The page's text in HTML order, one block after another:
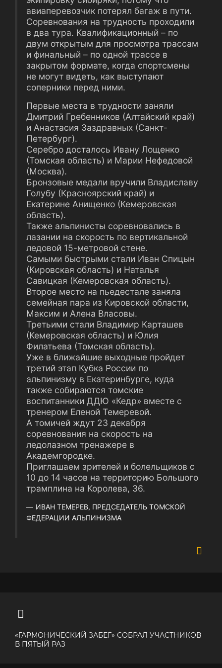
авиаперевозчик потерял багаж в пути.
Соревнования на трудность проходили
в два тура. Квалификационный – по
двум открытым для просмотра трассам
и финальный – по одной трассе в
закрытом формате, когда спортсмены
не могут видеть, как выступают
соперники перед ними.
Первые места в трудности заняли
Дмитрий Гребенников (Алтайский край)
и Анастасия Заздравных (Санкт-
Петербург).
Серебро досталось Ивану Лощенко
(Томская область) и Марии Нефедовой
(Москва).
Бронзовые медали вручили Владиславу
Голубу (Красноярский край) и
Екатерине Анищенко (Кемеровская
область).
Также альпинисты соревновались в
лазании на скорость по вертикальной
ледовой 15-метровой стене.
Самыми быстрыми стали Иван Спицын
(Кировская область) и Наталья
Савицкая (Кемеровская область).
Второе место на пьедестале заняла
семейная пара из Кировской области,
Максим и Алена Власовы.
Третьими стали Владимир Карташев
(Кемеровская область) и Юлия
Филатьева (Томская область).
Уже в ближайшие выходные пройдет
третий этап Кубка России по
альпинизму в Екатеринбурге, куда
также собираются томские
воспитанники ДДЮ «Кедр» вместе с
тренером Еленой Темеревой.
А томичей ждут 23 декабря
соревнования на скорость на
ледолазном тренажере в
Академгородке.
Приглашаем зрителей и болельщиков с
10 до 14 часов на территорию Большого
трамплина на Королева, 36.
ИВАН ТЕМЕРЕВ, ПРЕДСЕДАТЕЛЬ ТОМСКОЙ
ФЕДЕРАЦИИ АЛЬПИНИЗМА
«ГАРМОНИЧЕСКИЙ ЗАБЕГ» СОБРАЛ УЧАСТНИКОВ
В ПЯТЫЙ РАЗ